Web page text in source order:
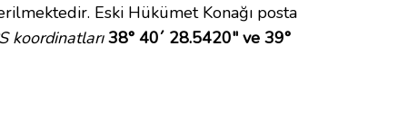
Eski Hükümet Konağı posta
koordinatları 38° 40´ 28.5420" ve 39°